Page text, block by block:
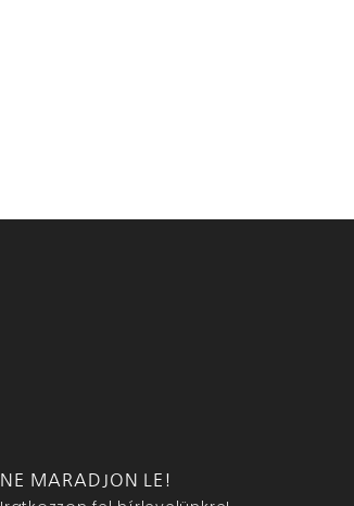
NE MARADJON LE!